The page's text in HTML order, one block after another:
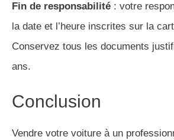
Fin de responsabilité : votre
la date et l’heure inscrites sur la
Conservez tous les documents
ans.
Conclusion
Vendre votre voiture à un